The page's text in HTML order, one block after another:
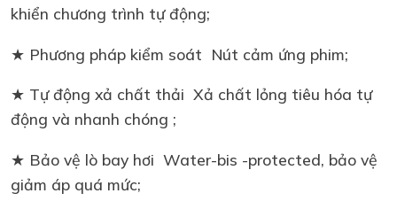
khiển chương trình tự động;
★ Phương pháp kiểm soát Nút cảm ứng phim;
★ Tự động xả chất thải Xả chất lỏng tiêu hóa tự
động và nhanh chóng ;
★ Bảo vệ lò bay hơi Water-bis -protected, bảo vệ
giảm áp quá mức;